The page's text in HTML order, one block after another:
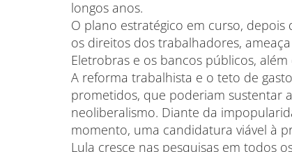
longos anos.
O plano estratégico em curso, depois
os direitos dos trabalhadores,
Eletrobras e os bancos públicos,
A reforma trabalhista e o teto de
prometidos, que poderiam sustentar
neoliberalismo. Diante da
momento, uma candidatura viável à
Lula cresce nas pesquisas em todos